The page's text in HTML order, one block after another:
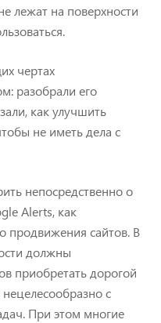
лежат на поверхности
чертах
разобрали его
как улучшить
не иметь дела с
непосредственно о
Alerts, как
продвижения сайтов. В
должны
приобретать дорогой
с
При этом многие